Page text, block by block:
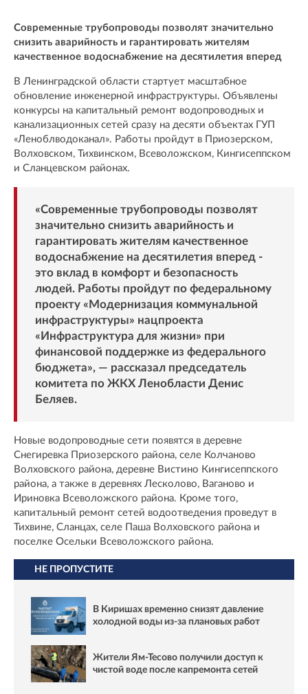
Современные трубопроводы позволят значительно
снизить аварийность и гарантировать жителям
качественное водоснабжение на десятилетия вперед
В Ленинградской области стартует масштабное
обновление инженерной инфраструктуры. Объявлены
конкурсы на капитальный ремонт водопроводных и
канализационных сетей сразу на десяти объектах ГУП
«Леноблводоканал». Работы пройдут в Приозерском,
Волховском, Тихвинском, Всеволожском, Кингисеппском
и Сланцевском районах.
«Современные трубопроводы позволят
значительно снизить аварийность и
гарантировать жителям качественное
водоснабжение на десятилетия вперед -
это вклад в комфорт и безопасность
людей. Работы пройдут по федеральному
проекту «Модернизация коммунальной
инфраструктуры» нацпроекта
«Инфраструктура для жизни» при
финансовой поддержке из федерального
бюджета», — рассказал председатель
комитета по ЖКХ Ленобласти Денис
Беляев.
Новые водопроводные сети появятся в деревне
Снегиревка Приозерского района, селе Колчаново
Волховского района, деревне Вистино Кингисеппского
района, а также в деревнях Лесколово, Ваганово и
Ириновка Всеволожского района. Кроме того,
капитальный ремонт сетей водоотведения проведут в
Тихвине, Сланцах, селе Паша Волховского района и
поселке Осельки Всеволожского района.
НЕ ПРОПУСТИТЕ
В Киришах временно снизят давление
холодной воды из-за плановых работ
Жители Ям‑Тесово получили доступ к
чистой воде после капремонта сетей